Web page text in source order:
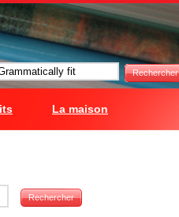
Rechercher
La maison
Rechercher